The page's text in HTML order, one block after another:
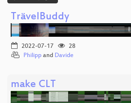
TrävelBuddy
2022-07-17
28
Philipp and Davide
make CLT